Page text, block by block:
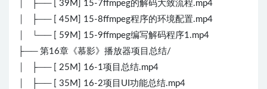
│ ├── [ 39M] 15-7ffmpeg的解码大致流程.mp4
│ ├── [ 45M] 15-8ffmpeg程序的环境配置.mp4
│ └── [ 59M] 15-9ffmpeg编写解码程序1.mp4
├── 第16章《慕影》播放器项目总结/
│ ├── [ 25M] 16-1项目总结.mp4
│ ├── [ 35M] 16-2项目UI功能总结.mp4